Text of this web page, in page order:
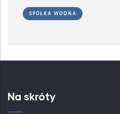
SPÓŁKA WODNA
Na skróty